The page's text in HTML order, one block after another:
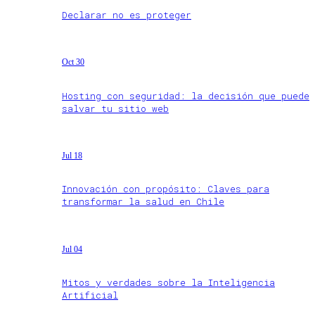
Declarar no es proteger
Oct 30
Hosting con seguridad: la decisión que puede
salvar tu sitio web
Jul 18
Innovación con propósito: Claves para
transformar la salud en Chile
Jul 04
Mitos y verdades sobre la Inteligencia
Artificial